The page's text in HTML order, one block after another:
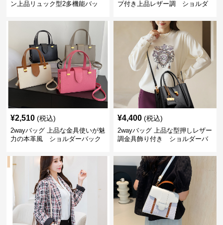
ン上品リュック型2多機能バッ
プ付き上品レザー調 ショルダ
¥2,510 (税込)
2wayバッグ 上品な金具使いが魅
力の本革風 ショルダーバック
¥4,400 (税込)
2wayバッグ 上品な型押しレザー
調金具飾り付き ショルダーバ